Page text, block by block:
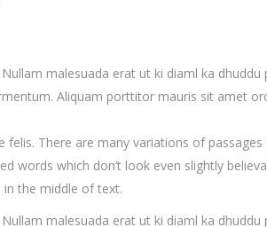
malesuada erat ut ki diaml ka
Aliquam porttitor mauris sit amet
felis. There are many variations of
words which don’t look even slightly
in the middle of text.
malesuada erat ut ki diaml ka